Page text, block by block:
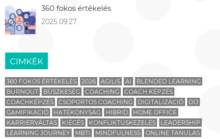
360 fokos értékelés
2025.09.27.
CIMKÉK
360 FOKOS ÉRTÉKELÉS 2026 AGILIS AI
BLENDED LEARNING
BURNOUT
BÜSZKESÉG COACHING
COACH KÉPZÉS
COACHKÉPZÉS
CSOPORTOS COACHING DIGITALIZÁCIÓ
DÍJ
GAMIFIKÁCIÓ
HATÉKONYSÁG HIBRID
HOME OFFICE
KARRIERVÁLTÁS
KIÉGÉS KONFLIKTUSKEZELÉS
LEADERSHIP
LEARNING JOURNEY
MBTI MINDFULNESS
ONLINE TANULÁS